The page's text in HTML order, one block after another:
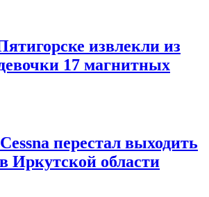
извлекли из
17 магнитных
перестал выходить
Иркутской области